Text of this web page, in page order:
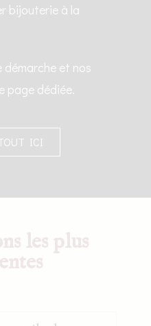
bijouterie à la
et nos
page dédiée.
ICI
les plus